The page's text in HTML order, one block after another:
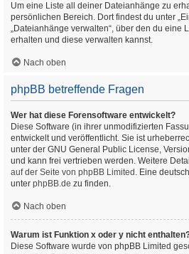
Um eine Liste all deiner Dateianhänge zu
persönlichen Bereich. Dort findest du unter
„Dateianhänge verwalten“, über den du eine
erhalten und diese verwalten kannst.
Nach oben
phpBB betreffende Fragen
Wer hat diese Forensoftware entwickelt?
Diese Software (in ihrer unmodifizierten
entwickelt und veröffentlicht. Sie ist
unter der GNU General Public License,
und kann frei vertrieben werden. Weitere
auf der Seite von phpBB Limited . Eine
unter phpBB.de zu finden.
Nach oben
Warum ist Funktion x oder y nicht
Diese Software wurde von phpBB Limited